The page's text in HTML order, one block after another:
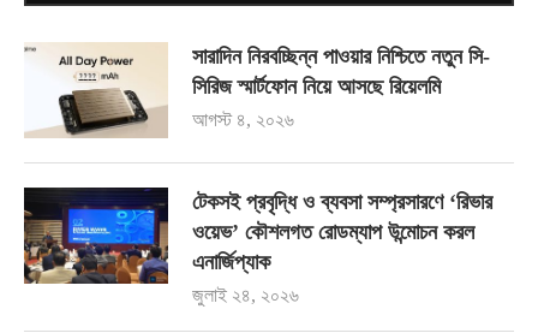
সারাদিন নিরবচ্ছিন্ন পাওয়ার নিশ্চিতে নতুন সি-
সিরিজ স্মার্টফোন নিয়ে আসছে রিয়েলমি
আগস্ট ৪, ২০২৬
টেকসই প্রবৃদ্ধি ও ব্যবসা সম্প্রসারণে ‘রিভার
ওয়েভ’ কৌশলগত রোডম্যাপ উন্মোচন করল
এনার্জিপ্যাক
জুলাই ২৪, ২০২৬